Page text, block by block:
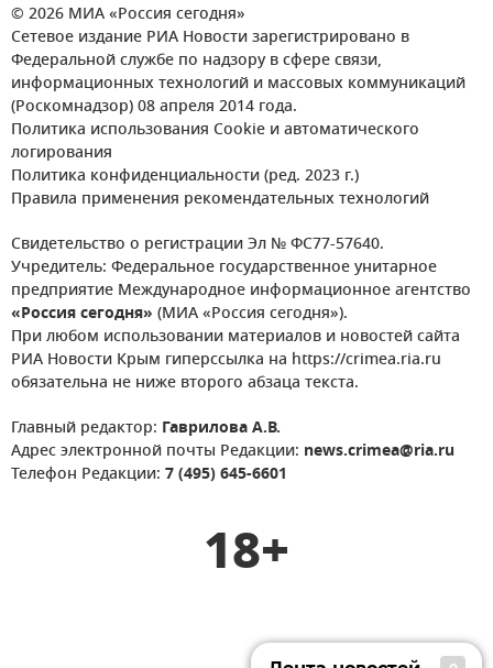
© 2026 МИА «Россия сегодня»
Сетевое издание РИА Новости зарегистрировано в
Федеральной службе по надзору в сфере связи,
информационных технологий и массовых коммуникаций
(Роскомнадзор) 08 апреля 2014 года.
Политика использования Cookie и автоматического
логирования
Политика конфиденциальности (ред. 2023 г.)
Правила применения рекомендательных технологий
Свидетельство о регистрации Эл № ФС77-57640.
Учредитель: Федеральное государственное унитарное
предприятие Международное информационное агентство
«Россия сегодня» (МИА «Россия сегодня»).
При любом использовании материалов и новостей сайта
РИА Новости Крым гиперссылка на https://crimea.ria.ru
обязательна не ниже второго абзаца текста.
Главный редактор: Гаврилова А.В.
Адрес электронной почты Редакции: news.crimea@ria.ru
Телефон Редакции: 7 (495) 645-6601
18+